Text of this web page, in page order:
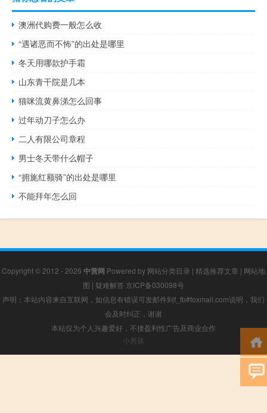
澳洲代购费一般怎么收
“遇诸恶而不怖”的出处是哪里
冬天用哪款护手霜
山东青干院是几本
猫咪流黄鼻涕怎么回事
过年动刀子怎么办
二人有限公司章程
男士冬天带什么帽子
“拥旄红额骑”的出处是哪里
不能拜年怎么回
Copyright © 2012 - 2026 中营网 Powered by 网站分类目录 | 精选推荐文章 | 网站地
图 | 疑难解答 京ICP备030098号
声明：本站内容来自互联网，如信息有错误可发邮件到f_fb#foxmail.com说明，我们
会及时纠正，谢谢
本站仅为个人兴趣爱好，不接盈利性广告及商业合作
小男孩